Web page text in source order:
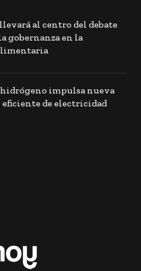
llevará al centro del debate
gobernanza en la
impulsa nueva
de electricidad